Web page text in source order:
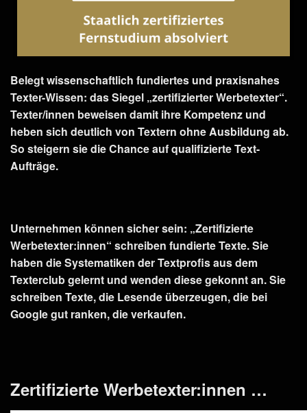
Belegt wissenschaftlich fundiertes und praxisnahes
Texter-Wissen: das Siegel „zertifizierter Werbetexter“.
Texter/innen beweisen damit ihre Kompetenz und
heben sich deutlich von Textern ohne Ausbildung ab.
So steigern sie die Chance auf qualifizierte Text-
Aufträge.
Unternehmen können sicher sein: „Zertifizierte
Werbetexter:innen“ schreiben fundierte Texte. Sie
haben die Systematiken der Textprofis aus dem
Texterclub gelernt und wenden diese gekonnt an. Sie
schreiben Texte, die Lesende überzeugen, die bei
Google gut ranken, die verkaufen.
Zertifizierte Werbetexter:innen …